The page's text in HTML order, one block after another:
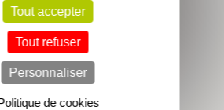
dorée
€
Tout accepter
Tout refuser
Personnaliser
de cookies